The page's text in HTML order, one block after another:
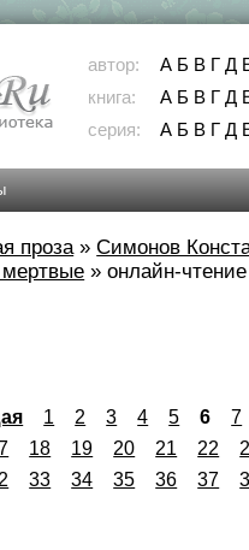
автор: А Б В Г Д
книга:
А Б В Г Д
серия:
А Б В Г Д
проза»Симонов
»онлайн-
1 2 3 4 5 6
7
18 19 20 21 22
33 34 35 36 37